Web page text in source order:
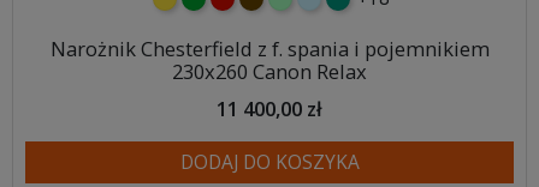
Narożnik Chesterfield z f. spania i pojemnikiem
230x260 Canon Relax
11 400,00 zł
DODAJ DO KOSZYKA